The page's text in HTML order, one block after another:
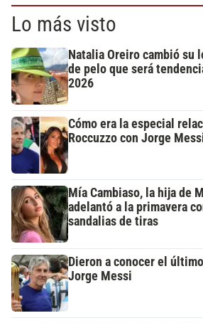
Lo más visto
Natalia Oreiro cambió su
de pelo que será
2026
Cómo era la especial
Roccuzzo con Jorge
Mía Cambiaso, la hija de
adelantó a la primavera
sandalias de tiras
Dieron a conocer el
Jorge Messi